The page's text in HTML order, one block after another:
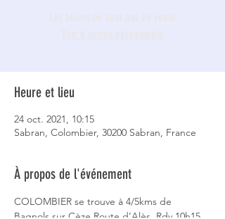
Heure et lieu
24 oct. 2021, 10:15
Sabran, Colombier, 30200 Sabran, France
À propos de l'événement
COLOMBIER se trouve à 4/5kms de
Bagnols sur Cèze Route d’Alès. Rdv 10h15